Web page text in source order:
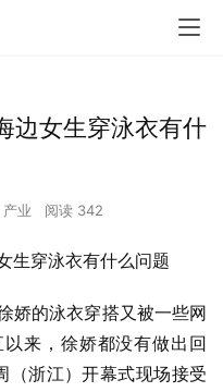
边女生穿泳衣有什
产业 阅读 342
生穿泳衣有什么问题
娇的泳衣穿搭又被一些网
来，徐娇都没有做出回
（浙江）开幕式现场接受